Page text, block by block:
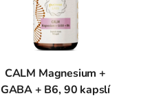
CALM Magnesium +
GABA + B6, 90 kapslí